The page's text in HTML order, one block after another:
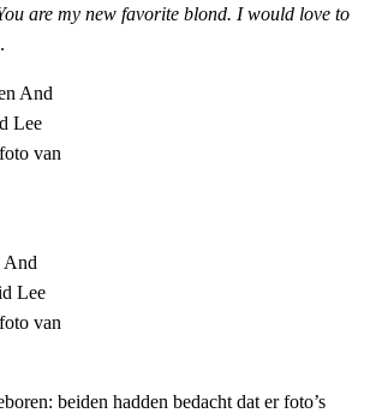
are my new favorite blond. I would love to
.
And
Lee
van
beiden hadden bedacht dat er foto’s